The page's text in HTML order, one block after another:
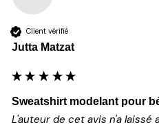
Client vérifié
Jutta Matzat
Sweatshirt modelant pour
L'auteur de cet avis n'a laissé